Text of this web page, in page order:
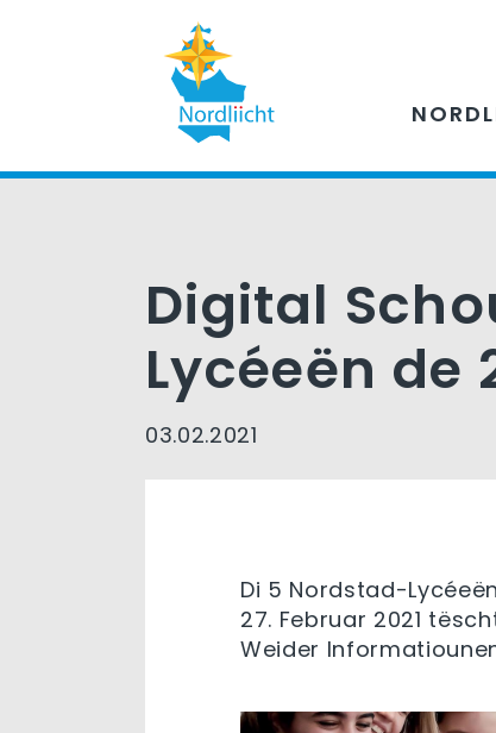
Digital
Lycéeën de
03.02.2021
Di 5 Nordstad-
27. Februar 2021
Weider